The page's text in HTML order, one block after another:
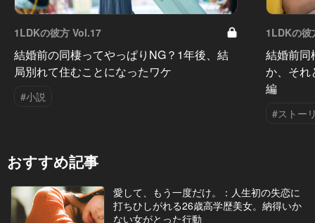
1LDKの彼方 Vol.17
結婚前の同棲ってやっぱりNG？1年後、結
局別れて住むことになったワケ
#小説
1LDKの彼
結婚前同
か、そ
編
#ストー
おすすめ記事
愛して、もう一度だけ。：人生初の失恋に
打ちひしがれる26歳高学歴美女。納得いか
ない女がとった行動